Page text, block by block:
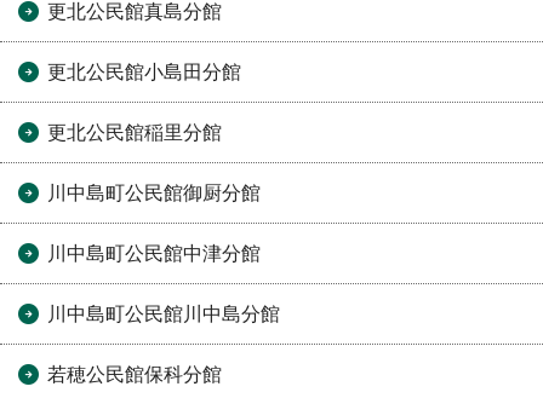
更北公民館真島分館
更北公民館小島田分館
更北公民館稲里分館
川中島町公民館御厨分館
川中島町公民館中津分館
川中島町公民館川中島分館
若穂公民館保科分館